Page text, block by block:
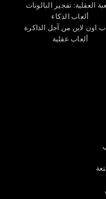
العقلية: تفجير البالونات
ألعاب الذكاء
اون لاين من آجل الذاكرة
ألعاب عقلية